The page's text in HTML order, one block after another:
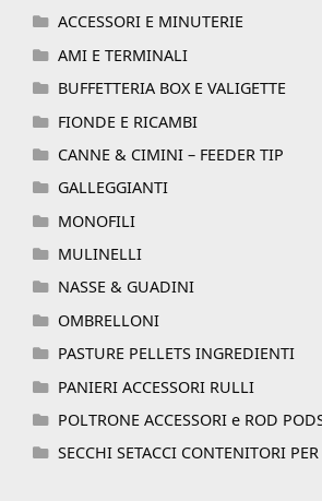
ACCESSORI E MINUTERIE
AMI E TERMINALI
BUFFETTERIA BOX E VALIGETTE
FIONDE E RICAMBI
CANNE & CIMINI – FEEDER TIP
GALLEGGIANTI
MONOFILI
MULINELLI
NASSE & GUADINI
OMBRELLONI
PASTURE PELLETS INGREDIENTI
PANIERI ACCESSORI RULLI
POLTRONE ACCESSORI e ROD
SECCHI SETACCI CONTENITORI